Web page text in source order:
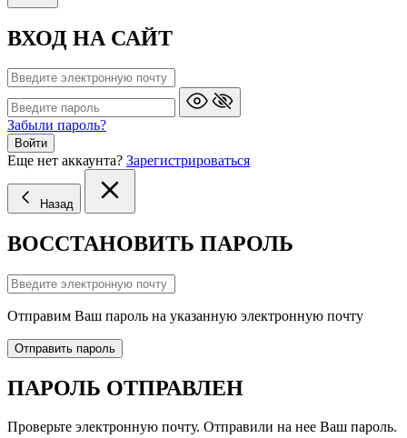
ВХОД НА САЙТ
Забыли пароль?
Войти
Еще нет аккаунта? Зарегистрироваться
Назад
ВОССТАНОВИТЬ ПАРОЛЬ
Отправим Ваш пароль на указанную электронную почту
Отправить пароль
ПАРОЛЬ ОТПРАВЛЕН
Проверьте электронную почту. Отправили на нее Ваш пароль.